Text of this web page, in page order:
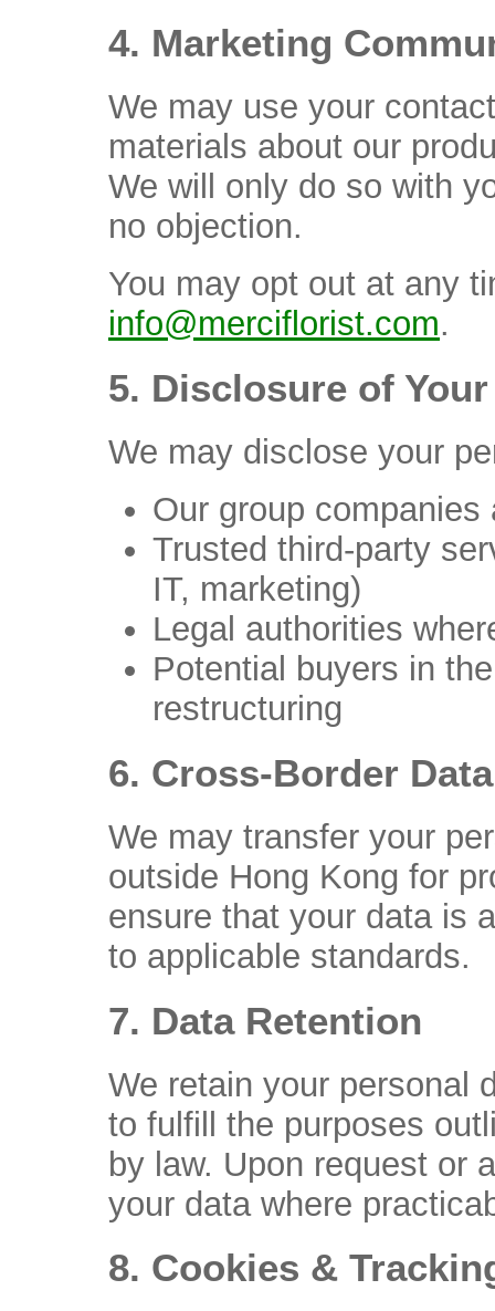
4. Marketing
We may use your
materials about our
We will only do so with
no objection.
You may opt out at any
info@merciflorist.com.
5. Disclosure of
We may disclose your
Our group companies
Trusted third-party
IT, marketing)
Legal authorities
Potential buyers in
restructuring
6. Cross-Border
We may transfer your
outside Hong Kong for
ensure that your data is
to applicable standards.
7. Data Retention
We retain your personal
to fulfill the purposes
by law. Upon request or
your data where
8. Cookies &